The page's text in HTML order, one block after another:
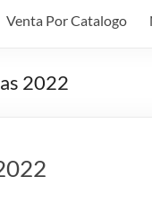
Venta Por Catalogo
2022